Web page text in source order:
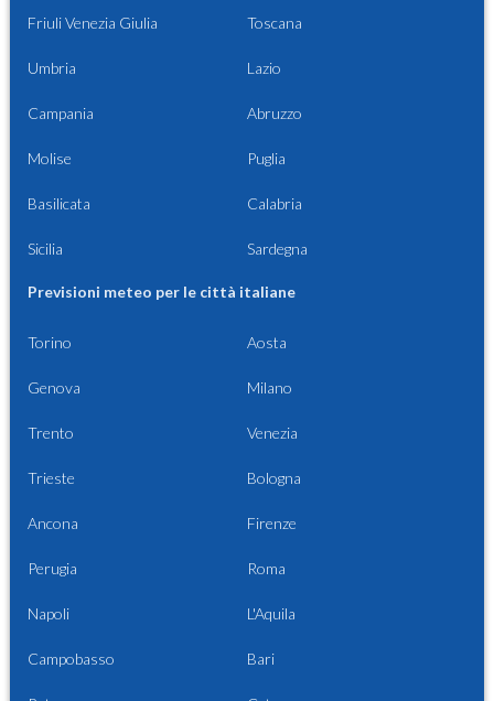
Friuli Venezia Giulia Toscana
Umbria Lazio
Campania Abruzzo
Molise Puglia
Basilicata Calabria
Sicilia Sardegna
Previsioni meteo per le città italiane
Torino Aosta
Genova Milano
Trento Venezia
Trieste Bologna
Ancona Firenze
Perugia Roma
Napoli L'Aquila
Campobasso Bari